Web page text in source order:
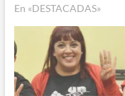
En «DESTACADAS»